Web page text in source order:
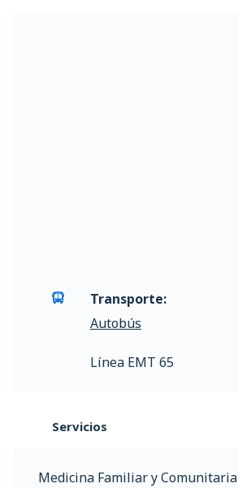
Transporte:
Autobús
Línea EMT 65
Servicios
Medicina Familiar y Comunitaria